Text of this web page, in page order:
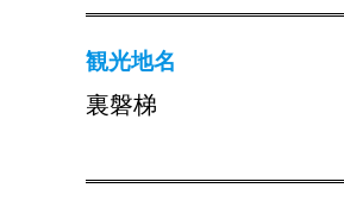
観光地名
裏磐梯